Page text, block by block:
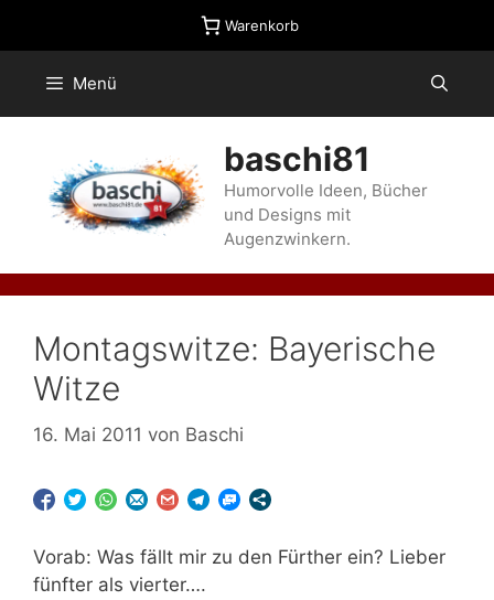
Warenkorb
Menü
baschi81
Humorvolle Ideen, Bücher
und Designs mit
Augenzwinkern.
Montagswitze: Bayerische
Witze
16. Mai 2011 von Baschi
Vorab: Was fällt mir zu den Fürther ein? Lieber
fünfter als vierter….